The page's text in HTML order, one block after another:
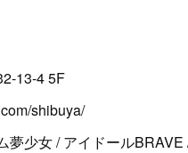
13-4 5F
shibuya/
夢少女 / アイドール